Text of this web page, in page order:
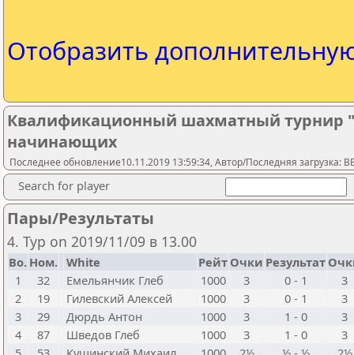
Отобразить
Квалификационный шахматный турнир
начинающих
Последнее обновление10.11.2019 13:59:34, Автор/Последняя загрузка:
Search for player
Пары/Результаты
4. Тур on 2019/11/09 в 13.00
Bo. Ном. White Рейт Очки Результат
1
32 Емельянчик Глеб 1000 3 0 - 1
3
2
19 Гилевский Алексей 1000 3 0 - 1
3
3
29 Дюрдь Антон 1000 3 1 - 0
3
4
87 Шведов Глеб 1000 3 1 - 0
3